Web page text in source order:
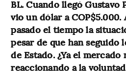
BL. Cuando llegó Gustavo
vio un dólar a COP$5.000.
pasado el tiempo la
pesar de que han seguido
de Estado. ¿Ya el mercado
reaccionando a la